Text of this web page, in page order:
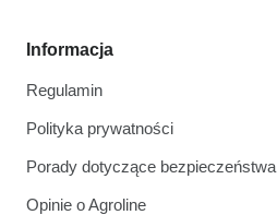
Informacja
Regulamin
Polityka prywatności
Porady dotyczące bezpieczeństwa
Opinie o Agroline